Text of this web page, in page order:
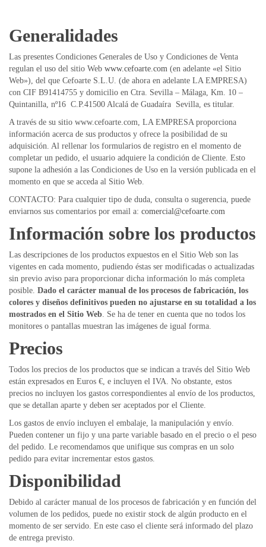
s
Generalidades
Las presentes Condiciones Generales de Uso y Condiciones de Venta
regulan el uso del sitio Web www.cefoarte.com (en adelante «el Sitio
Web»), del que Cefoarte S.L.U. (de ahora en adelante LA EMPRESA)
con CIF B91414755 y domicilio en Ctra. Sevilla – Málaga, Km. 10 –
Quintanilla, nº16 C.P.41500 Alcalá de Guadaíra Sevilla, es titular.
A través de su sitio www.cefoarte.com, LA EMPRESA proporciona
información acerca de sus productos y ofrece la posibilidad de su
adquisición. Al rellenar los formularios de registro en el momento de
completar un pedido, el usuario adquiere la condición de Cliente. Esto
supone la adhesión a las Condiciones de Uso en la versión publicada en el
momento en que se acceda al Sitio Web.
CONTACTO: Para cualquier tipo de duda, consulta o sugerencia, puede
enviarnos sus comentarios por email a: comercial@cefoarte.com
Información sobre los productos
Las descripciones de los productos expuestos en el Sitio Web son las
vigentes en cada momento, pudiendo éstas ser modificadas o actualizadas
sin previo aviso para proporcionar dicha información lo más completa
posible. Dado el carácter manual de los procesos de fabricación, los
colores y diseños definitivos pueden no ajustarse en su totalidad a los
mostrados en el Sitio Web. Se ha de tener en cuenta que no todos los
monitores o pantallas muestran las imágenes de igual forma.
Precios
Todos los precios de los productos que se indican a través del Sitio Web
están expresados en Euros €, e incluyen el IVA. No obstante, estos
precios no incluyen los gastos correspondientes al envío de los productos,
que se detallan aparte y deben ser aceptados por el Cliente.
Los gastos de envío incluyen el embalaje, la manipulación y envío.
Pueden contener un fijo y una parte variable basado en el precio o el peso
del pedido. Le recomendamos que unifique sus compras en un solo
pedido para evitar incrementar estos gastos.
Disponibilidad
Debido al carácter manual de los procesos de fabricación y en función del
volumen de los pedidos, puede no existir stock de algún producto en el
momento de ser servido. En este caso el cliente será informado del plazo
de entrega previsto.